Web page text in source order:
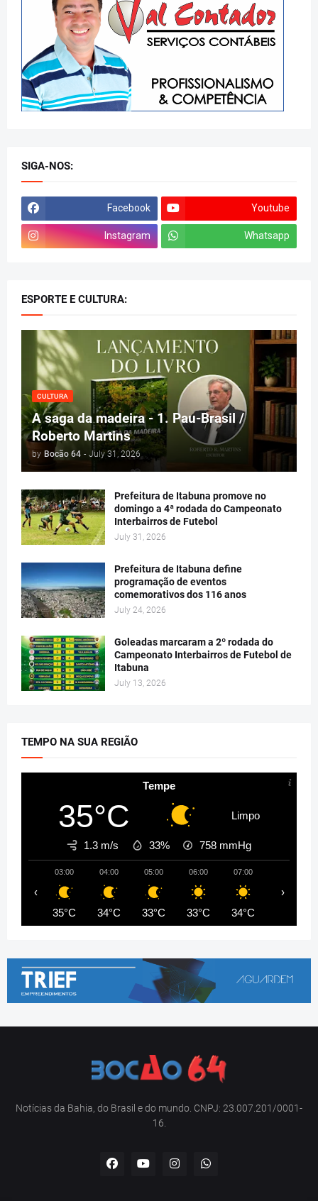
SIGA-NOS:
Facebook Youtube
Instagram Whatsapp
ESPORTE E CULTURA:
CULTURA
A saga da madeira - 1. Pau-Brasil /
Roberto Martins
by Bocão 64 - July 31, 2026
Prefeitura de Itabuna promove no
domingo a 4ª rodada do Campeonato
Interbairros de Futebol
July 31, 2026
Prefeitura de Itabuna define
programação de eventos
comemorativos dos 116 anos
July 24, 2026
Goleadas marcaram a 2º rodada do
Campeonato Interbairros de Futebol de
Itabuna
July 13, 2026
TEMPO NA SUA REGIÃO
Tempe
35°C Limpo
1.3 m/s 33% 758 mmHg
03:00
35°C
04:00
34°C
05:00
33°C
06:00
33°C
07:00
34°C
‹ ›
Notícias da Bahia, do Brasil e do mundo. CNPJ: 23.007.201/0001-
16.